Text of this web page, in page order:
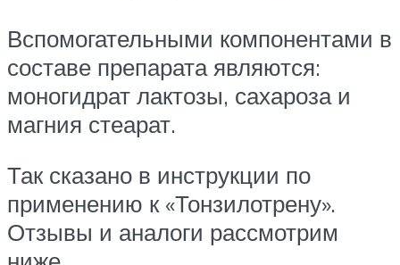
Вспомогательными компонентами в
составе препарата являются:
моногидрат лактозы, сахароза и
магния стеарат.
Так сказано в инструкции по
применению к «Тонзилотрену».
Отзывы и аналоги рассмотрим